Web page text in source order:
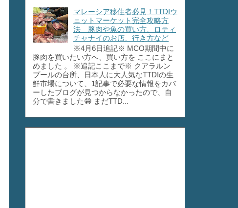
マレーシア移住者必見！TTDIウ
ェットマーケット完全攻略方
法 豚肉や魚の買い方、ロティ
チャナイのお店、行き方など
※4月6日追記※ MCO期間中に
豚肉を買いたい方へ、買い方を ここにまと
めました 。 ※追記ここまで※ クアラルン
プールの台所、日本人に大人気なTTDIの生
鮮市場について、1記事で必要な情報をカバ
ーしたブログが見つからなかったので、自
分で書きました😁 まだTTD...